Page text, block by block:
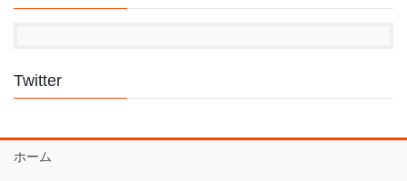
Twitter
ホーム